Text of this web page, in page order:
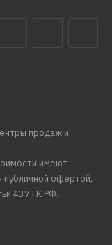
продаж и
имеют
публичной офертой,
437 ГК РФ.